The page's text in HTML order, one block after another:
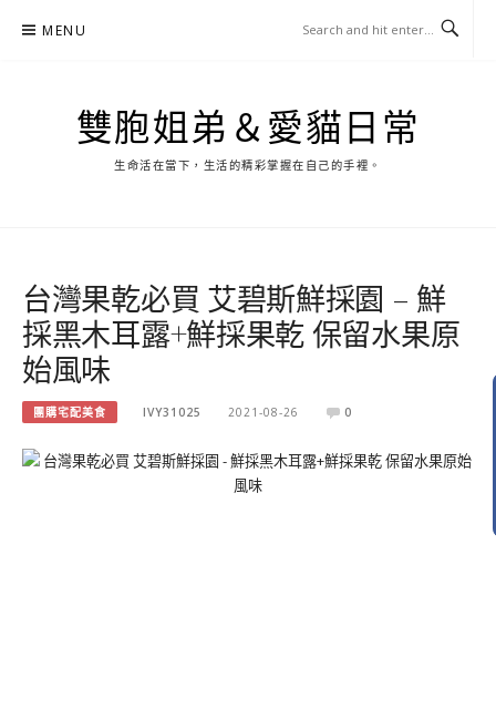
MENU
雙胞姐弟＆愛貓日常
生命活在當下，生活的精彩掌握在自己的手裡。
台灣果乾必買 艾碧斯鮮採園 – 鮮
採黑木耳露+鮮採果乾 保留水果原
始風味
團購宅配美食 IVY31025 2021-08-26 0